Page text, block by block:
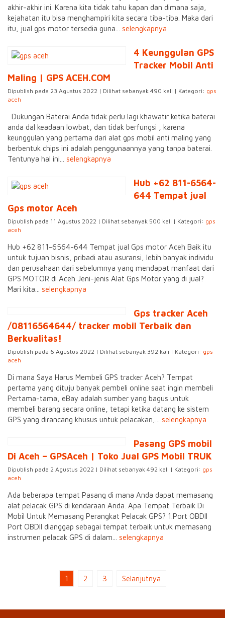
akhir-akhir ini. Karena kita tidak tahu kapan dan dimana saja,
kejahatan itu bisa menghampiri kita secara tiba-tiba. Maka dari
itu, jual gps motor tersedia guna... selengkapnya
4 Keunggulan GPS
Tracker Mobil Anti
Maling | GPS ACEH.COM
Dipublish pada 23 Agustus 2022 | Dilihat sebanyak 490 kali | Kategori: gps
aceh
Dukungan Baterai Anda tidak perlu lagi khawatir ketika baterai
anda dal keadaan lowbat, dan tidak berfungsi , karena
keunggulan yang pertama dari alat gps mobil anti maling yang
berbentuk chips ini adalah penggunaannya yang tanpa baterai.
Tentunya hal ini... selengkapnya
Hub +62 811-6564-
644 Tempat jual
Gps motor Aceh
Dipublish pada 11 Agustus 2022 | Dilihat sebanyak 500 kali | Kategori: gps
aceh
Hub +62 811-6564-644 Tempat jual Gps motor Aceh Baik itu
untuk tujuan bisnis, pribadi atau asuransi, lebih banyak individu
dan perusahaan dari sebelumnya yang mendapat manfaat dari
GPS MOTOR di Aceh Jeni-jenis Alat Gps Motor yang di jual?
Mari kita... selengkapnya
Gps tracker Aceh
/08116564644/ tracker mobil Terbaik dan
Berkualitas!
Dipublish pada 6 Agustus 2022 | Dilihat sebanyak 392 kali | Kategori: gps
aceh
Di mana Saya Harus Membeli GPS tracker Aceh? Tempat
pertama yang dituju banyak pembeli online saat ingin membeli
Pertama-tama, eBay adalah sumber yang bagus untuk
membeli barang secara online, tetapi ketika datang ke sistem
GPS yang dirancang khusus untuk pelacakan,... selengkapnya
Pasang GPS mobil
Di Aceh – GPSAceh | Toko Jual GPS Mobil TRUK
Dipublish pada 2 Agustus 2022 | Dilihat sebanyak 492 kali | Kategori: gps
aceh
Ada beberapa tempat Pasang di mana Anda dapat memasang
alat pelacak GPS di kendaraan Anda. Apa Tempat Terbaik Di
Mobil Untuk Memasang Perangkat Pelacak GPS? 1.Port OBDII
Port OBDII dianggap sebagai tempat terbaik untuk memasang
instrumen pelacak GPS di dalam... selengkapnya
1 2 3 Selanjutnya